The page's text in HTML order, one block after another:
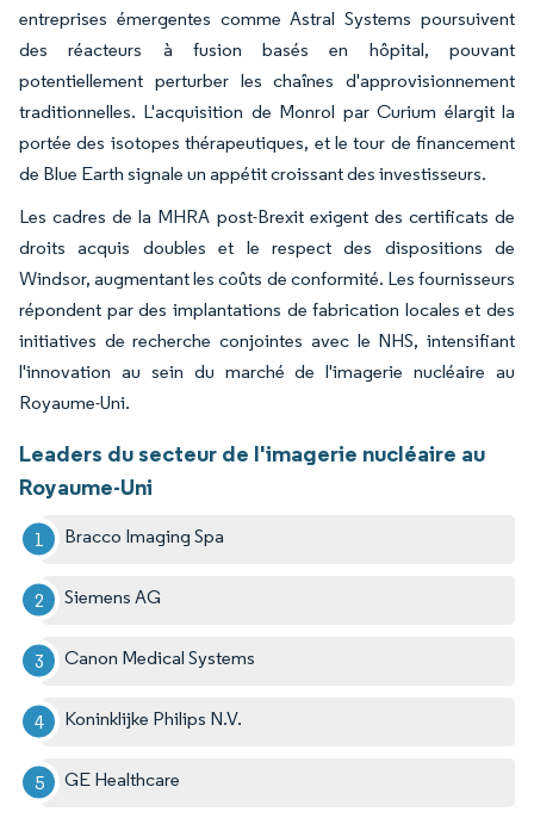
entreprises émergentes comme Astral Systems poursuivent
des réacteurs à fusion basés en hôpital, pouvant
potentiellement perturber les chaînes d'approvisionnement
traditionnelles. L'acquisition de Monrol par Curium élargit la
portée des isotopes thérapeutiques, et le tour de financement
de Blue Earth signale un appétit croissant des investisseurs.
Les cadres de la MHRA post-Brexit exigent des certificats de
droits acquis doubles et le respect des dispositions de
Windsor, augmentant les coûts de conformité. Les fournisseurs
répondent par des implantations de fabrication locales et des
initiatives de recherche conjointes avec le NHS, intensifiant
l'innovation au sein du marché de l'imagerie nucléaire au
Royaume-Uni.
Leaders du secteur de l'imagerie nucléaire au
Royaume-Uni
Bracco Imaging Spa
Siemens AG
Canon Medical Systems
Koninklijke Philips N.V.
GE Healthcare